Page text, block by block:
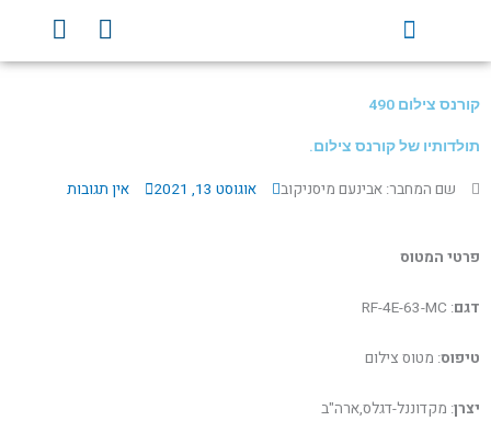
F
a
c
o
k
Y
o
u
קורנס צילום 490
תולדותיו של קורנס צילום.
שם המחבר: אבינעם מיסניקוב אוגוסט 13, 2021 אין תגובות
פרטי המטוס
דגם: RF-4E-63-MC
טיפוס: מטוס צילום
יצרן: מקדוננל-דגלס,ארה"ב